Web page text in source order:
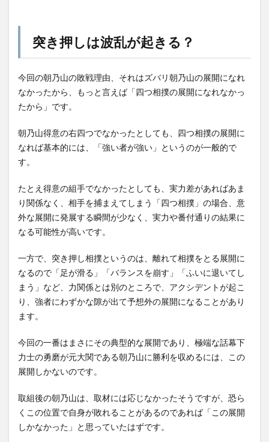
突き押しは波乱が起きる？
今回の朝乃山の敗戦理由、それはズバリ朝乃山の展開になれ
なかったから、もっと言えば「四つ相撲の展開になれなかっ
たから」です。
朝乃山得意の右四つでなかったとしても、四つ相撲の展開に
なれば基本的には、「強い者が強い」というのが一般的で
す。
たとえ得意の組手でなかったとしても、実力差があればあま
り関係なく、相手を捕まえてしまう「四つ相撲」の場合、意
外な展開に発展する瞬間が少なく、実力や番付通りの結果に
なる可能性が高いです。
一方で、突き押し相撲というのは、離れて相撲をとる展開に
なるので「足が滑る」「バランスを崩す」「ふいに退いてし
まう」など、力関係とは別のところで、アクシデントが起こ
り、強者にわずかな隙が出て予想外の展開になることがあり
ます。
今回の一番はまさにその典型的な展開であり、極端な話幕下
力士の勇磨が元大関である朝乃山に勝利を収めるには、この
展開しかないのです。
取組後の朝乃山は、取材には応じなかったそうですが、恐ら
くこの位置で自身が敗れることがあるのであれば「この展開
しかなかった」と思っていたはずです。